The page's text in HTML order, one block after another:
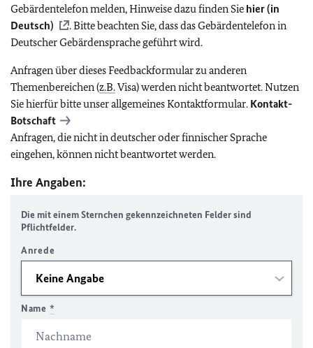
Gebärdentelefon melden, Hinweise dazu finden Sie hier (in
Deutsch)
. Bitte beachten Sie, dass das Gebärdentelefon in
Deutscher Gebärdensprache geführt wird.
Anfragen über dieses Feedbackformular zu anderen
Themenbereichen (z.B.Visa) werden nicht beantwortet. Nutzen
Sie hierfür bitte unser allgemeines Kontaktformular. Kontakt-
Botschaft
Anfragen, die nicht in deutscher oder finnischer Sprache
eingehen, können nicht beantwortet werden.
Ihre Angaben:
Die mit einem Sternchen gekennzeichneten Felder sind
Pflichtfelder.
Anrede
Name *